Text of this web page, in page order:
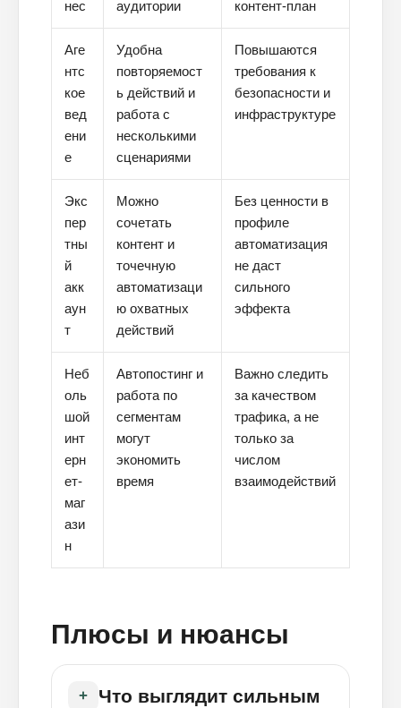
нес
аудитории
контент-план
Аге
нтс
кое
вед
ени
е
Удобна
повторяемост
ь действий и
работа с
несколькими
сценариями
Повышаются
требования к
безопасности и
инфраструктуре
Экс
пер
тны
й
акк
аун
т
Можно
сочетать
контент и
точечную
автоматизаци
ю охватных
действий
Без ценности в
профиле
автоматизация
не даст
сильного
эффекта
Неб
оль
шой
инт
ерн
ет-
маг
ази
н
Автопостинг и
работа по
сегментам
могут
экономить
время
Важно следить
за качеством
трафика, а не
только за
числом
взаимодействий
Плюсы и нюансы
+ Что выглядит сильным